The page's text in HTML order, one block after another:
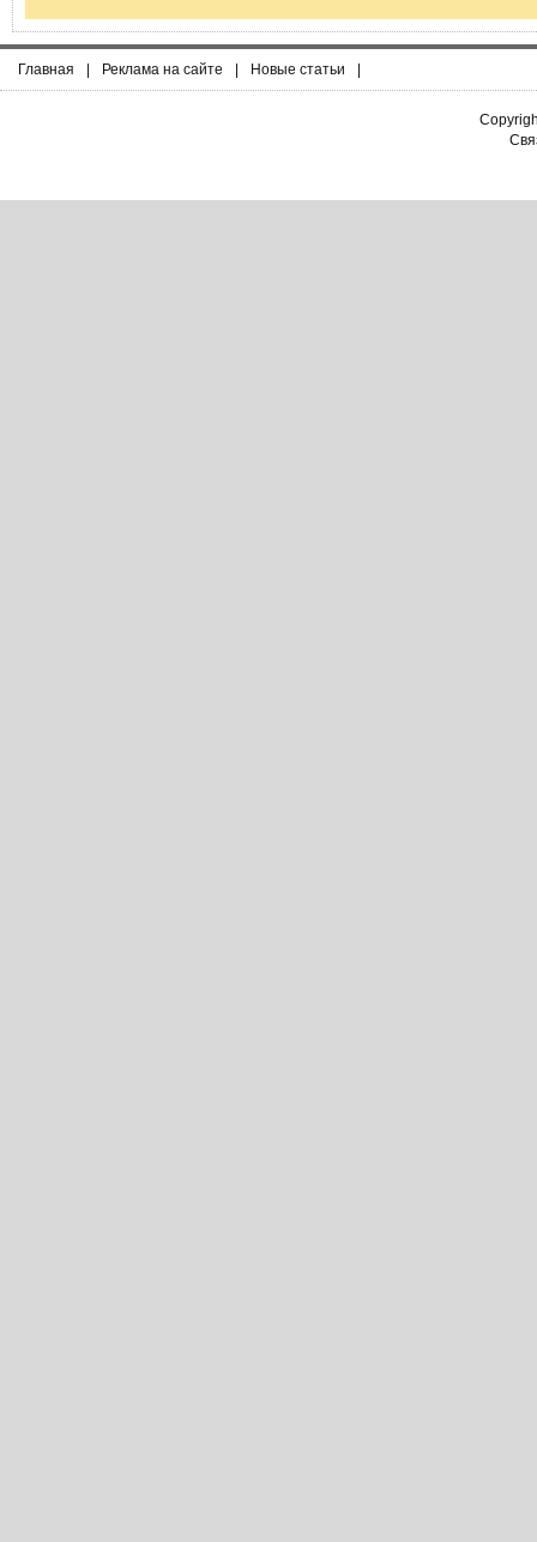
Главная | Реклама на сайте | Новые статьи |